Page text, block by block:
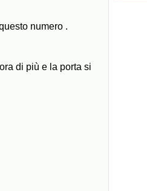
numero .
di più e la porta si